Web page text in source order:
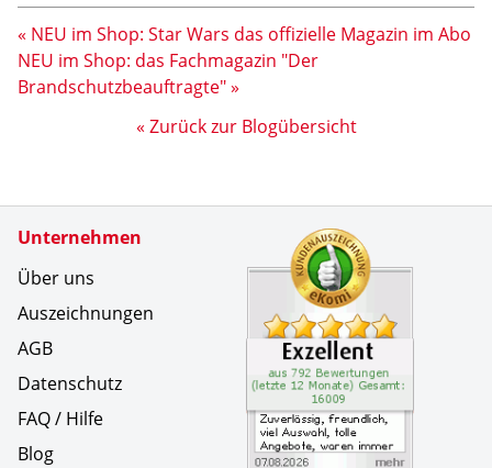
« NEU im Shop: Star Wars das offizielle Magazin im Abo
NEU im Shop: das Fachmagazin "Der
Brandschutzbeauftragte" »
« Zurück zur Blogübersicht
Unternehmen
Über uns
Auszeichnungen
AGB
Datenschutz
FAQ / Hilfe
Blog
Zertifikate